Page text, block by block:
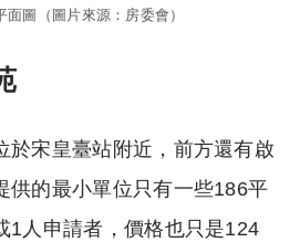
面圖（圖片來源：房委會）
於宋皇臺站附近，前方還有啟
供的最小單位只有一些186平
1人申請者，價格也只是124